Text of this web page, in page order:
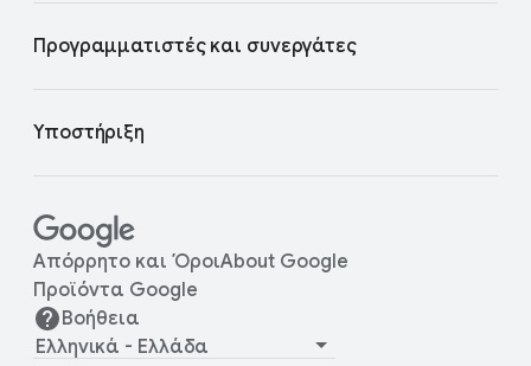
Προγραμματιστές και συνεργάτες
Υποστήριξη
Απόρρητο και ΌροιAbout Google
Προϊόντα Google
Βοήθεια